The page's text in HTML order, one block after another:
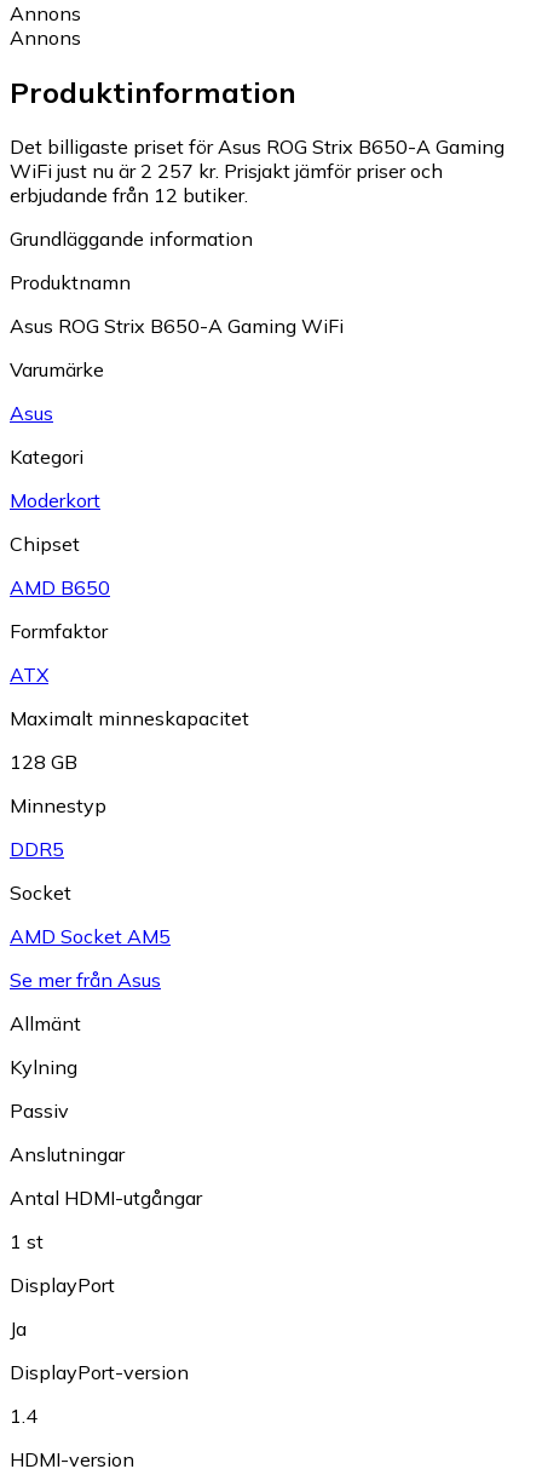
Annons
Annons
Produktinformation
Det billigaste priset för Asus ROG Strix B650-A Gaming
WiFi just nu är 2 257 kr. Prisjakt jämför priser och
erbjudande från 12 butiker.
Grundläggande information
Produktnamn
Asus ROG Strix B650-A Gaming WiFi
Varumärke
Asus
Kategori
Moderkort
Chipset
AMD B650
Formfaktor
ATX
Maximalt minneskapacitet
128 GB
Minnestyp
DDR5
Socket
AMD Socket AM5
Se mer från Asus
Allmänt
Kylning
Passiv
Anslutningar
Antal HDMI-utgångar
1 st
DisplayPort
Ja
DisplayPort-version
1.4
HDMI-version